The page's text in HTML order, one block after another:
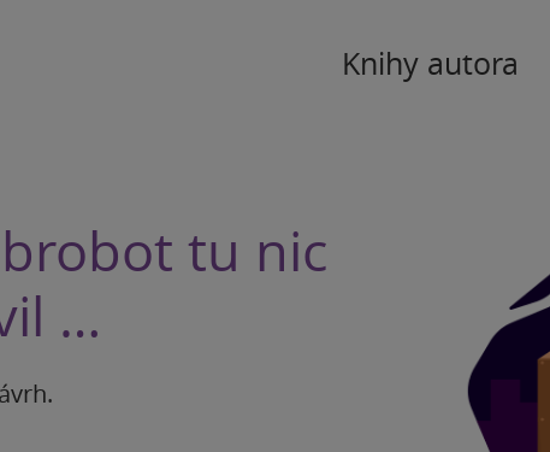
Knihy autora
tu nic
…